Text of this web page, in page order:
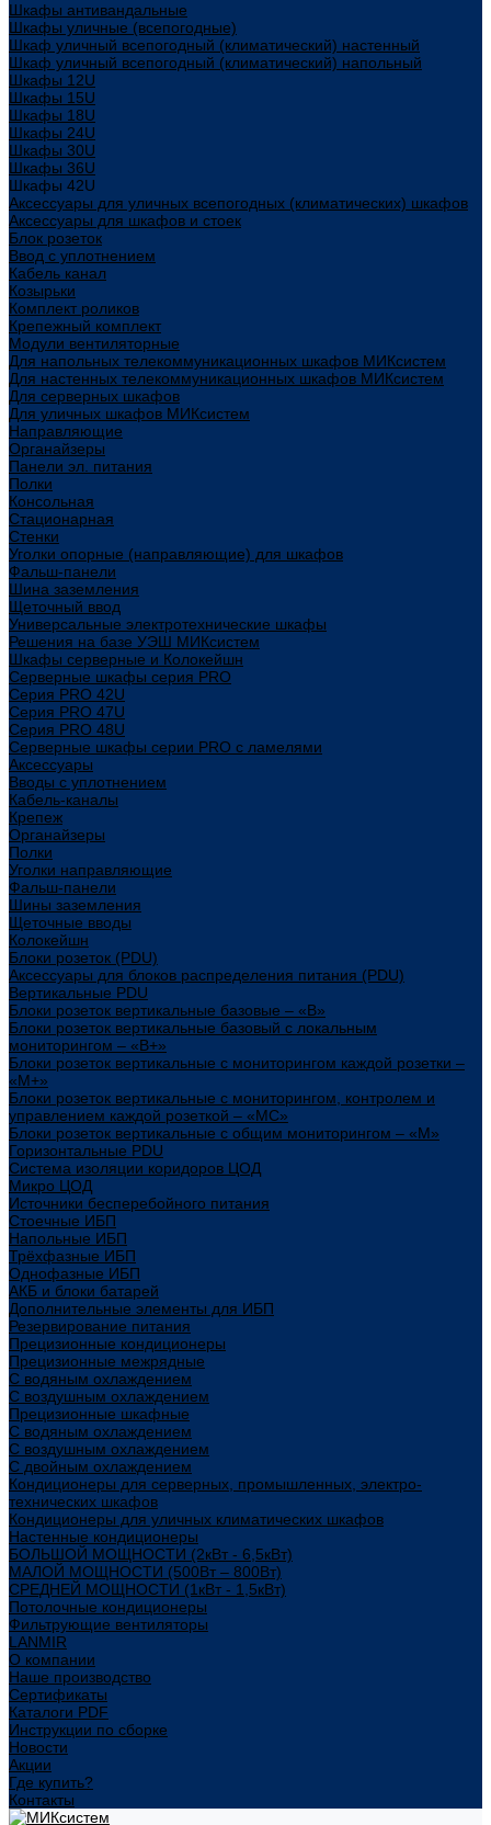
Шкафы антивандальные
Шкафы уличные (всепогодные)
Шкаф уличный всепогодный (климатический) настенный
Шкаф уличный всепогодный (климатический) напольный
Шкафы 12U
Шкафы 15U
Шкафы 18U
Шкафы 24U
Шкафы 30U
Шкафы 36U
Шкафы 42U
Аксессуары для уличных всепогодных (климатических) шкафов
Аксессуары для шкафов и стоек
Блок розеток
Ввод с уплотнением
Кабель канал
Козырьки
Комплект роликов
Крепежный комплект
Модули вентиляторные
Для напольных телекоммуникационных шкафов МИКсистем
Для настенных телекоммуникационных шкафов МИКсистем
Для серверных шкафов
Для уличных шкафов МИКсистем
Направляющие
Органайзеры
Панели эл. питания
Полки
Консольная
Стационарная
Стенки
Уголки опорные (направляющие) для шкафов
Фальш-панели
Шина заземления
Щеточный ввод
Универсальные электротехнические шкафы
Решения на базе УЭШ МИКсистем
Шкафы серверные и Колокейшн
Серверные шкафы серия PRO
Серия PRO 42U
Серия PRO 47U
Серия PRO 48U
Серверные шкафы серии PRO с ламелями
Аксессуары
Вводы с уплотнением
Кабель-каналы
Крепеж
Органайзеры
Полки
Уголки направляющие
Фальш-панели
Шины заземления
Щеточные вводы
Колокейшн
Блоки розеток (PDU)
Аксессуары для блоков распределения питания (PDU)
Вертикальные PDU
Блоки розеток вертикальные базовые – «В»
Блоки розеток вертикальные базовый с локальным
мониторингом – «В+»
Блоки розеток вертикальные с мониторингом каждой розетки –
«М+»
Блоки розеток вертикальные с мониторингом, контролем и
управлением каждой розеткой – «МС»
Блоки розеток вертикальные с общим мониторингом – «М»
Горизонтальные PDU
Система изоляции коридоров ЦОД
Микро ЦОД
Источники бесперебойного питания
Стоечные ИБП
Напольные ИБП
Трёхфазные ИБП
Однофазные ИБП
АКБ и блоки батарей
Дополнительные элементы для ИБП
Резервирование питания
Прецизионные кондиционеры
Прецизионные межрядные
С водяным охлаждением
С воздушным охлаждением
Прецизионные шкафные
С водяным охлаждением
С воздушным охлаждением
С двойным охлаждением
Кондиционеры для серверных, промышленных, электро-
технических шкафов
Кондиционеры для уличных климатических шкафов
Настенные кондиционеры
БОЛЬШОЙ МОЩНОСТИ (2кВт - 6,5кВт)
МАЛОЙ МОЩНОСТИ (500Вт – 800Вт)
СРЕДНЕЙ МОЩНОСТИ (1кВт - 1,5кВт)
Потолочные кондиционеры
Фильтрующие вентиляторы
LANMIR
О компании
Наше производство
Сертификаты
Каталоги PDF
Инструкции по сборке
Новости
Акции
Где купить?
Контакты